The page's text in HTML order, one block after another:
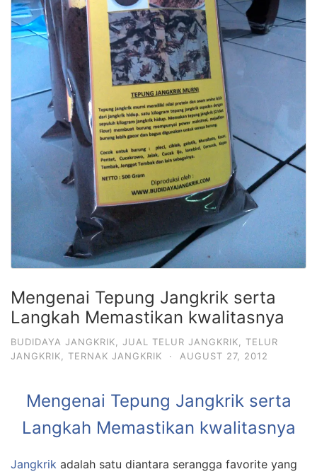
Mengenai Tepung Jangkrik serta
Langkah Memastikan kwalitasnya
BUDIDAYA JANGKRIK, JUAL TELUR JANGKRIK, TELUR
JANGKRIK, TERNAK JANGKRIK · AUGUST 27, 2012
Mengenai Tepung Jangkrik serta
Langkah Memastikan kwalitasnya
Jangkrik adalah satu diantara serangga favorite yang